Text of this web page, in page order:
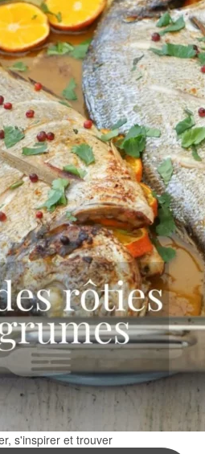
s'inspirer et trouver